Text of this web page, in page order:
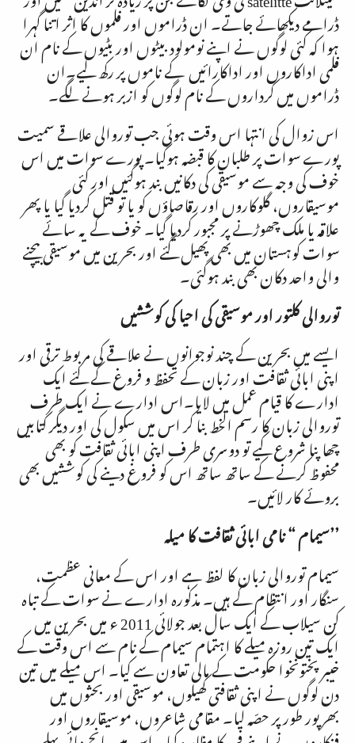
ڈرامے دیکھائے جاتے۔ ان ڈراموں اور فلموں کا اثر اتنا گہرا
ہوا کہ کئی لوگوں نے اپنے نومولود بیٹوں اور بٹیوں کے نام ان
فلمی اداکاروں اور اداکارائیں کے ناموں پر رکھ لیے۔ان
ڈراموں میں کرداروں کے نام لوگوں کو ازبر ہونے لگے۔
اس زوال کی انتہا اس وقت ہوئی جب توروالی علاقے سمیت
پورے سوات پر طلبان کا قبضہ ہوگیا۔ پورے سوات میں اس
خوف کی وجہ سے موسیقی کی دکانیں بند ہوگئیں اور کئی
موسیقاروں، گلوکاروں اور رقاصاؤں کو یا تو قتل کردیا گیا یا پھر
علاقہ یا ملک چھوڑنے پر مجبور کردیا گیا۔ خوف کے یہ سائے
سوات کوہستان میں بھی پھیل گئے اور بحرین میں موسیقی بیچنے
والی واحد دکان بھی بند ہوگئی۔
توروالی کلتور اور موسیقی کی احیا کی کوششیں
ایسے میں بحرین کے چند نوجوانوں نے علاقے کی مربوط ترقی اور
اپنی ابائی ثقافت اور زبان کے تحفظ و فروغ کے لئے ایک
ادارے کا قیام عمل میں لایا۔اس ادارے نے ایک طرف
توروالی زبان کا رسم الخط بنا کر اس میں سکول کی اور دیگر کتابیں
چھاپنا شروع کیے تو دوسری طرف اپنی ابائی ثقافت کو بھی
محفوظ کرنے کے ساتھ ساتھ اس کو فروغ دینے کی کوششیں بھی
بروئے کار لائیں۔
’’سیمام “ نامی ابائی ثقافت کا میلہ
سیمام توروالی زبان کا لفظ ہے اور اس کے معانی عظمت،
سنگار اور انتظام کے ہیں۔ مذکورہ ادارے نے سوات کے تباہ
کن سیلاب کے ایک سال بعد جولائی2011ء میں بحرین میں
ایک تین روزہ میلے کا اہتمام سیمام کے نام سے اس وقت کے
خیبر پختونخوا حکومت کے مالی تعاون سے کیا۔ اس میلے میں تین
دن لوگوں نے اپنی ثقافتی کھیلوں، موسیقی اور بحثوں میں
بھرپور طور پر حصّہ لیا۔ مقامی شاعروں، موسیقاروں اور